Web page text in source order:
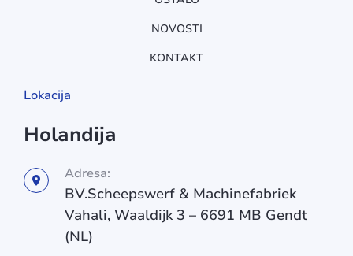
NOVOSTI
KONTAKT
Lokacija
Holandija
Adresa:
BV.Scheepswerf & Machinefabriek
Vahali, Waaldijk 3 – 6691 MB Gendt
(NL)